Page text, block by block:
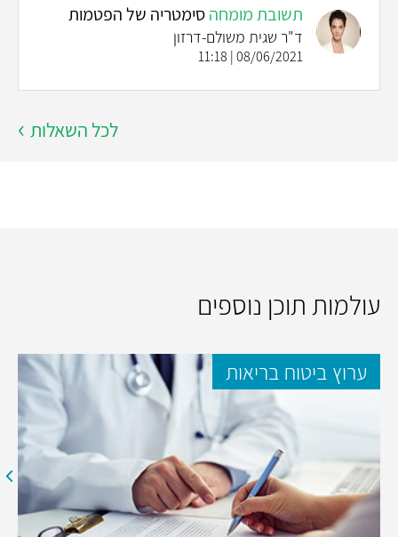
תשובת מומחהסימטריה של הפטמות
ד"ר שגית משולם-דרזון
08/06/2021 | 11:18
לכל השאלות
עולמות תוכן נוספים
ערוץ ביטוח בריאות